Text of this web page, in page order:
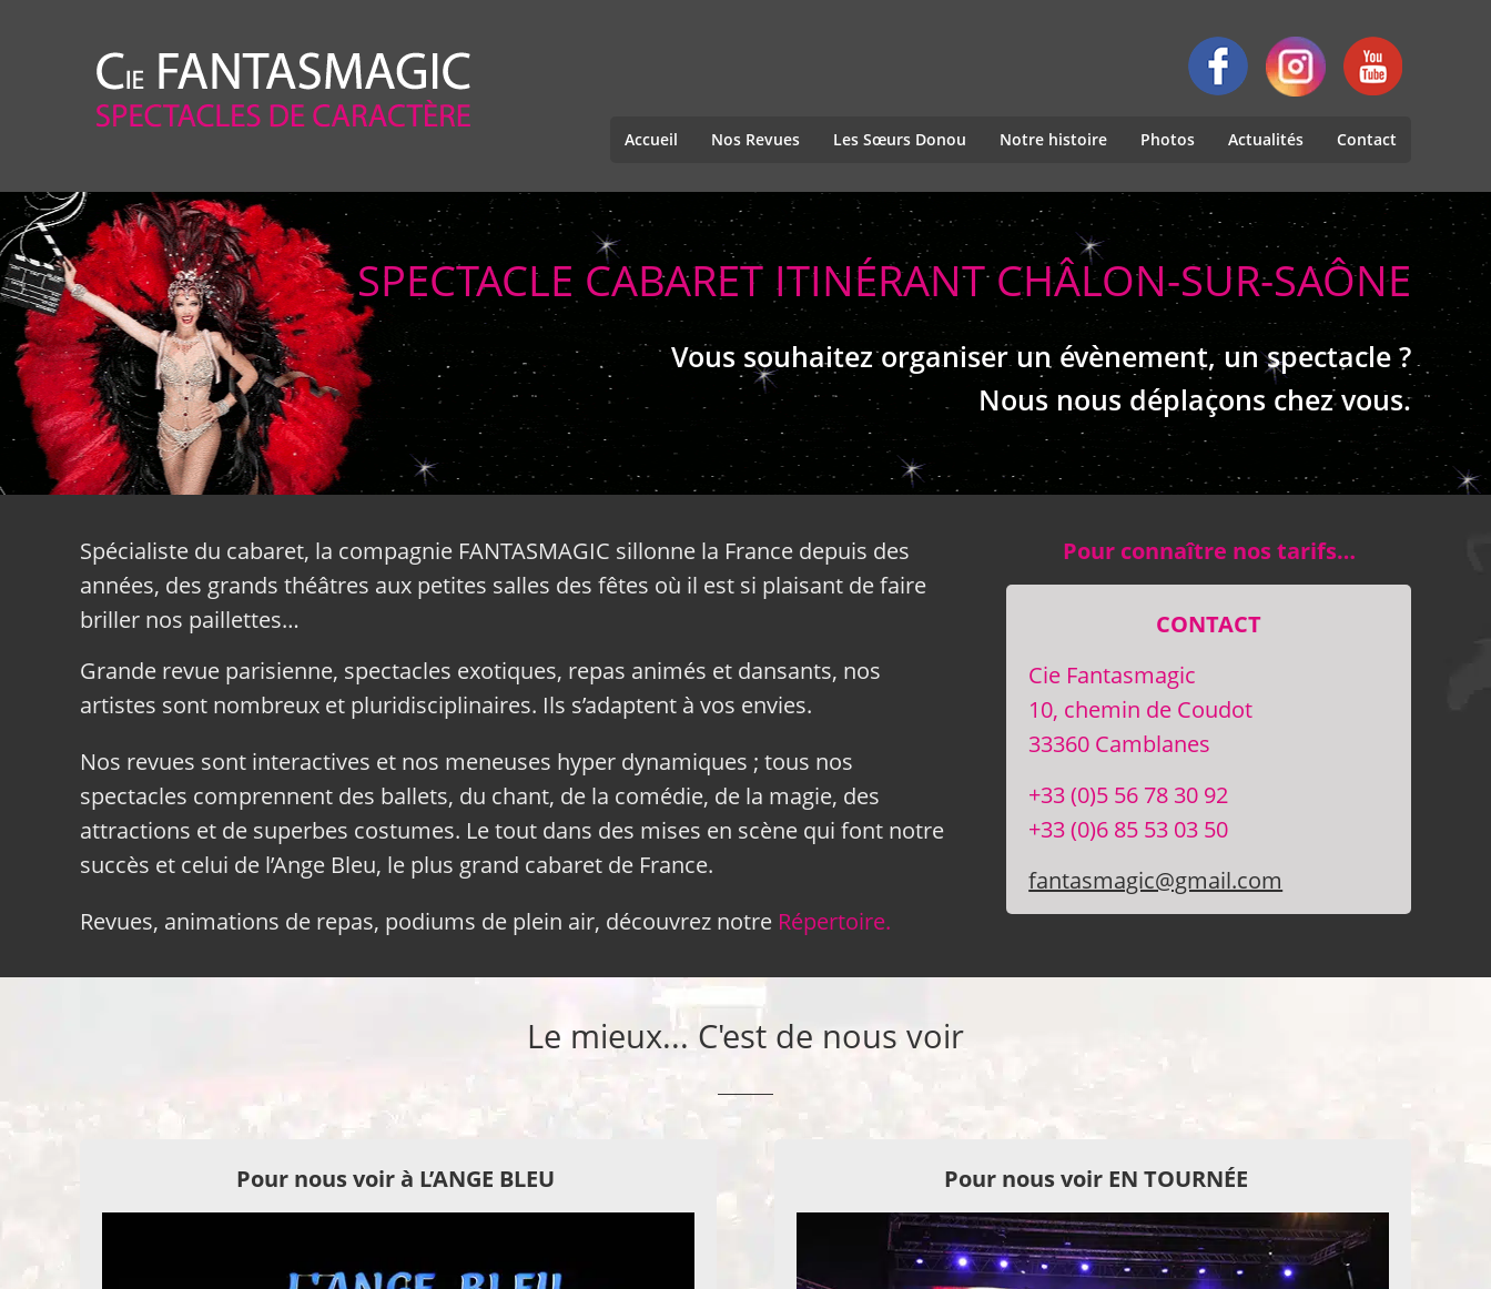
Accueil Nos Revues Les Sœurs Donou Notre histoire Photos Actualités Contact
SPECTACLE CABARET ITINÉRANT CHÂLON-SUR-SAÔNE
Vous souhaitez organiser un évènement, un spectacle ?
Nous nous déplaçons chez vous.
Spécialiste du cabaret, la compagnie FANTASMAGIC sillonne la France depuis des
années, des grands théâtres aux petites salles des fêtes où il est si plaisant de faire
briller nos paillettes…
Grande revue parisienne, spectacles exotiques, repas animés et dansants, nos
artistes sont nombreux et pluridisciplinaires. Ils s’adaptent à vos envies.
Nos revues sont interactives et nos meneuses hyper dynamiques ; tous nos
spectacles comprennent des ballets, du chant, de la comédie, de la magie, des
attractions et de superbes costumes. Le tout dans des mises en scène qui font notre
succès et celui de l’Ange Bleu, le plus grand cabaret de France.
Revues, animations de repas, podiums de plein air, découvrez notre Répertoire.
Pour connaître nos tarifs…
CONTACT
Cie Fantasmagic
10, chemin de Coudot
33360 Camblanes
+33 (0)5 56 78 30 92
+33 (0)6 85 53 03 50
fantasmagic@gmail.com
Le mieux... C'est de nous voir
Pour nous voir à L’ANGE BLEU Pour nous voir EN TOURNÉE